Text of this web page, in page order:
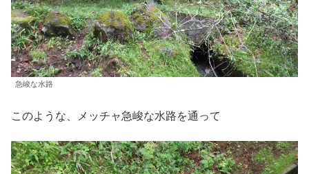
急峻な水路
このような、メッチャ急峻な水路を通って